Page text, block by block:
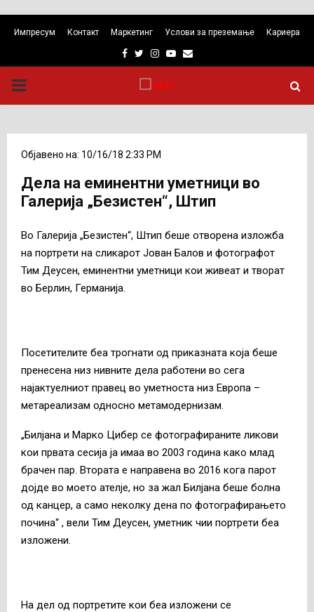
Импресум Контакт Маркетинг Услови за преземање Кариера
Facebook
TwitterInstagram
Youtube
Email
PRIMARY
Објавено на: 10/16/18 2:33 PM
Дела на еминентни уметници во
Галерија „Безистен“, Штип
Во Галерија „Безистен“, Штип беше отворена изложба
на портрети на сликарот Јован Балов и фотографот
Тим Деусен, еминентни уметници кои живеат и творат
во Берлин, Германија.
Посетителите беа трогнати од приказната која беше
пренесена низ нивните дела работени во сега
најактуелниот правец во уметноста низ Европа –
метареализам односно метамодернизам.
„Билјана и Марко Цибер се фотографираните ликови
кои првата сесија ја имаа во 2003 година како млад
брачен пар. Втората е направена во 2016 кога парот
дојде во моето ателје, но за жал Билјана беше болна
од канцер, а само неколку дена по фотографирањето
почина“ , вели Тим Деусен, уметник чии портрети беа
изложени.
На дел од портретите кои беа изложени се